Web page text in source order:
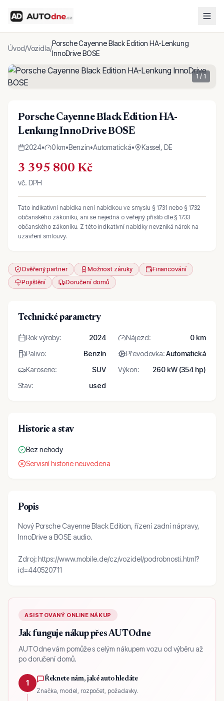
Úvod/Vozidla/
Porsche Cayenne Black Edition HA-Lenkung
InnoDrive BOSE
1 /1
Porsche Cayenne Black Edition HA-
Lenkung InnoDrive BOSE
2024• 0 km•Benzín•Automatická• Kassel, DE
3 395 800 Kč
vč. DPH
Tato indikativní nabídka není nabídkou ve smyslu § 1731 nebo § 1732
občanského zákoníku, ani se nejedná o veřejný příslib dle § 1733
občanského zákoníku. Z této indikativní nabídky nevzniká nárok na
uzavření smlouvy.
Ověřený partner Možnost záruky
Financování
Pojištění
Doručení domů
Technické parametry
Rok výroby: 2024 Nájezd:
0 km
Palivo: Benzín Převodovka:Automatická
Karoserie: SUV Výkon:
260 kW (354 hp)
Stav: used
Historie a stav
Bez nehody
Servisní historie neuvedena
Popis
Nový Porsche Cayenne Black Edition, řízení zadní nápravy,
InnoDrive a BOSE audio.
Zdroj: https://www.mobile.de/cz/vozidel/podrobnosti.html?
id=440520711
ASISTOVANÝ ONLINE NÁKUP
Jak funguje nákup přes AUTOdne
AUTOdne vám pomůže s celým nákupem vozu od výběru až
po doručení domů.
1 Řeknete nám, jaké auto hledáte
Značka, model, rozpočet, požadavky.